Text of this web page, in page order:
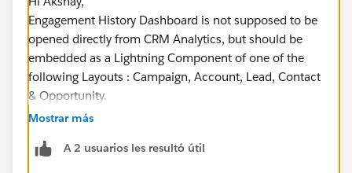
Engagement History Dashboard is not supposed to be
opened directly from CRM Analytics, but should be
embedded as a Lightning Component of one of the
following Layouts : Campaign, Account, Lead, Contact
& Opportunity.
I believe the Component needs the context provided
Hope this helps 😎
Mostrar más
A 2 usuarios les resultó útil